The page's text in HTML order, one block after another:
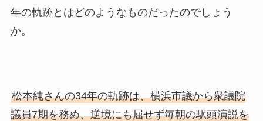
年の軌跡とはどのようなものだったのでしょう
か。
松本純さんの34年の軌跡は、横浜市議から衆議院
議員7期を務め、逆境にも屈せず毎朝の駅頭演説を